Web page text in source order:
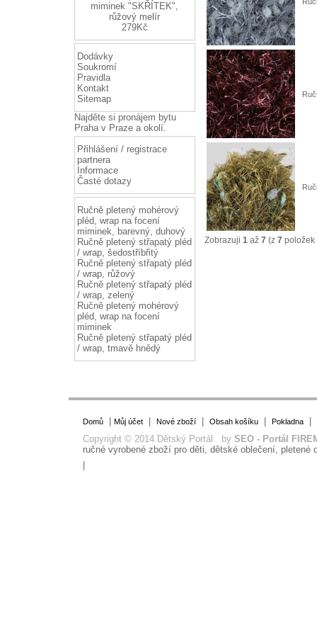
miminek "SKŘÍTEK",
růžový melír
279Kč
Dodávky
Soukromí
Pravidla
Kontakt
Sitemap
Najděte si pronájem bytu
Prahav Praze a okolí.
Přihlášení / registrace
partnera
Informace
Časté dotazy
Ručně pletený mohérový
pléd, wrap na focení
miminek, barevný, duhový
Ručně pletený střapatý pléd
/ wrap, šedostříbřitý
Ručně pletený střapatý pléd
/ wrap, růžový
Ručně pletený střapatý pléd
/ wrap, zelený
Ručně pletený mohérový
pléd, wrap na focení
miminek
Ručně pletený střapatý pléd
/ wrap, tmavě hnědý
Zobrazuji 1až 7 (z 7 položek
Domů| Můj účet| Nové zboží| Obsah košíku| Pokladna|
Copyright © 2014 Dětský Portál by SEO - Portál
ručné vyrobené zboží pro děti, dětské oblečení, pletené